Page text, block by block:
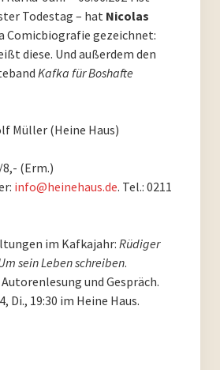
Todestag – hat Nicolas
Comicbiografie gezeichnet:
diese. Und außerdem den
Kafka für Boshafte
Müller (Heine Haus)
8,- (Erm.)
info@heinehaus.de. Tel.: 0211
im Kafkajahr: Rüdiger
sein Leben schreiben.
und Gespräch.
Di., 19:30 im Heine Haus.